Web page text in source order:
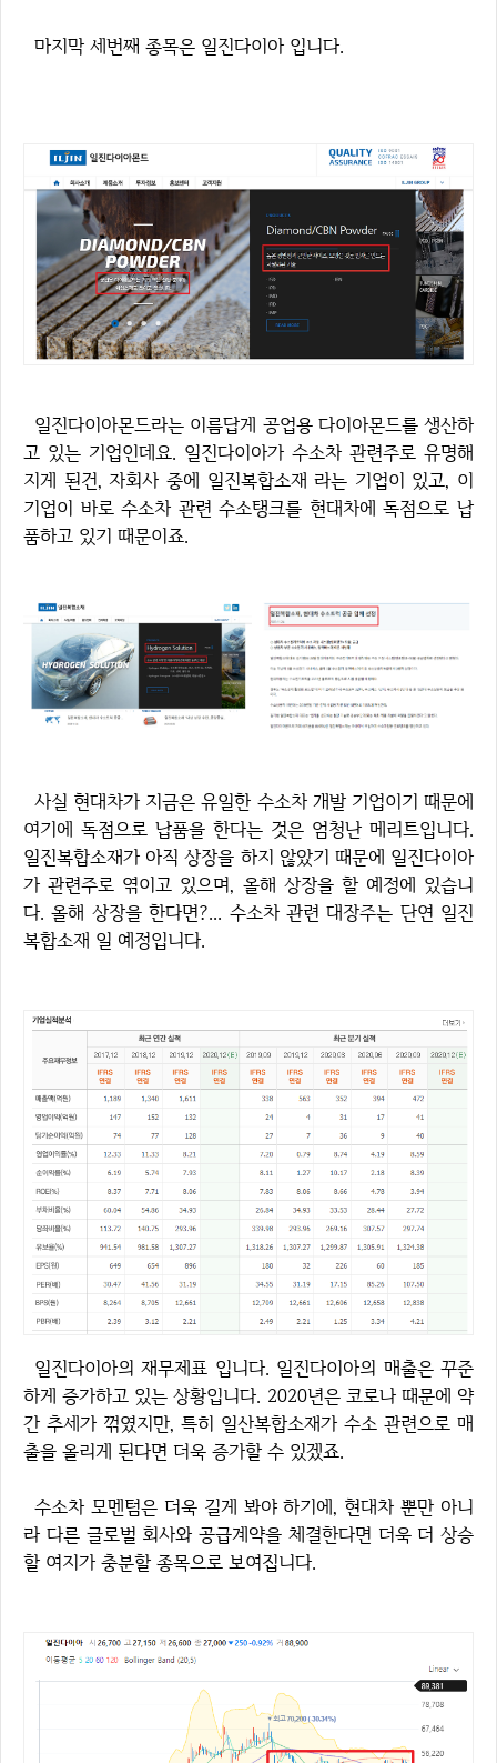
마지막 세번째 종목은 일진다이아 입니다.
일진다이아몬드라는 이름답게 공업용 다이아몬드를 생산하
고 있는 기업인데요. 일진다이아가 수소차 관련주로 유명해
지게 된건, 자회사 중에 일진복합소재 라는 기업이 있고, 이
기업이 바로 수소차 관련 수소탱크를 현대차에 독점으로 납
품하고 있기 때문이죠.
사실 현대차가 지금은 유일한 수소차 개발 기업이기 때문에
여기에 독점으로 납품을 한다는 것은 엄청난 메리트입니다.
일진복합소재가 아직 상장을 하지 않았기 때문에 일진다이아
가 관련주로 엮이고 있으며, 올해 상장을 할 예정에 있습니
다. 올해 상장을 한다면?... 수소차 관련 대장주는 단연 일진
복합소재 일 예정입니다.
일진다이아의 재무제표 입니다. 일진다이아의 매출은 꾸준
하게 증가하고 있는 상황입니다. 2020년은 코로나 때문에 약
간 추세가 꺾였지만, 특히 일산복합소재가 수소 관련으로 매
출을 올리게 된다면 더욱 증가할 수 있겠죠.
수소차 모멘텀은 더욱 길게 봐야 하기에, 현대차 뿐만 아니
라 다른 글로벌 회사와 공급계약을 체결한다면 더욱 더 상승
할 여지가 충분할 종목으로 보여집니다.